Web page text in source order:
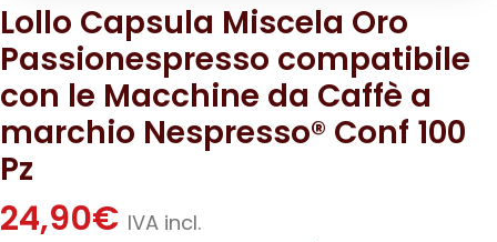
Lollo Capsula Miscela Oro
Passionespresso compatibile
con le Macchine da Caffè a
marchio Nespresso® Conf 100
Pz
24,90€ IVA incl.